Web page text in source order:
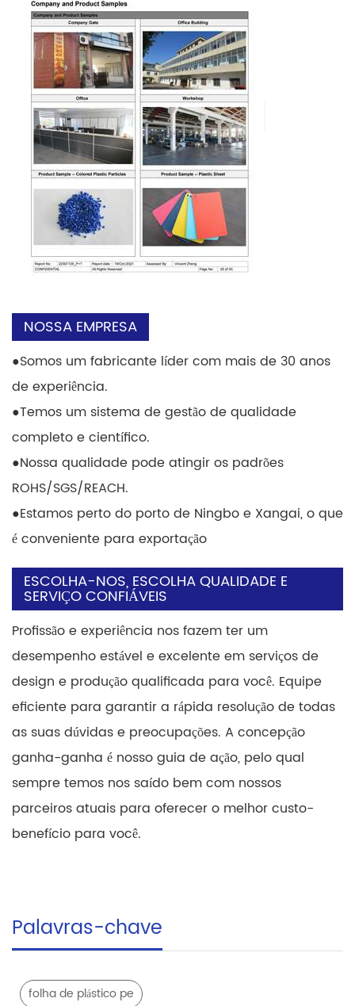
NOSSA EMPRESA
●Somos um fabricante líder com mais de 30 anos
de experiência.
●Temos um sistema de gestão de qualidade
completo e científico.
●Nossa qualidade pode atingir os padrões
ROHS/SGS/REACH.
●Estamos perto do porto de Ningbo e Xangai, o que
é conveniente para exportação
ESCOLHA-NOS, ESCOLHA QUALIDADE E
SERVIÇO CONFIÁVEIS
Profissão e experiência nos fazem ter um
desempenho estável e excelente em serviços de
design e produção qualificada para você. Equipe
eficiente para garantir a rápida resolução de todas
as suas dúvidas e preocupações. A concepção
ganha-ganha é nosso guia de ação, pelo qual
sempre temos nos saído bem com nossos
parceiros atuais para oferecer o melhor custo-
benefício para você.
Palavras-chave
folha de plástico pe